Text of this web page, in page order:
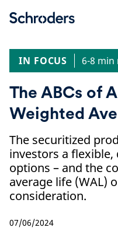
IN FOCUS
6-8 min
The ABCs of
Weighted
The securitized
investors a
options – and the
average life (WAL)
consideration.
07/06/2024